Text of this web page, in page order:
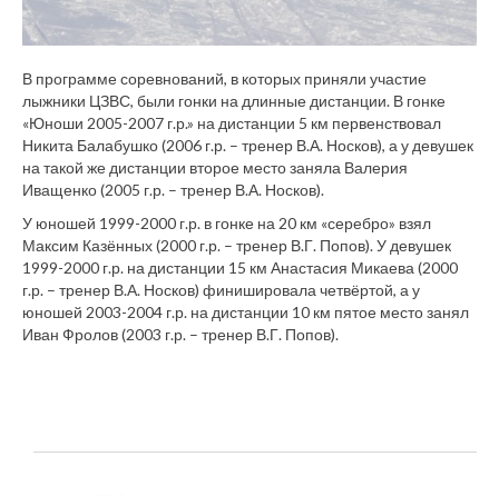
В программе соревнований, в которых приняли участие
лыжники ЦЗВС, были гонки на длинные дистанции. В гонке
«Юноши 2005-2007 г.р.» на дистанции 5 км первенствовал
Никита Балабушко (2006 г.р. – тренер В.А. Носков), а у девушек
на такой же дистанции второе место заняла Валерия
Иващенко (2005 г.р. – тренер В.А. Носков).
У юношей 1999-2000 г.р. в гонке на 20 км «серебро» взял
Максим Казённых (2000 г.р. – тренер В.Г. Попов). У девушек
1999-2000 г.р. на дистанции 15 км Анастасия Микаева (2000
г.р. – тренер В.А. Носков) финишировала четвёртой, а у
юношей 2003-2004 г.р. на дистанции 10 км пятое место занял
Иван Фролов (2003 г.р. – тренер В.Г. Попов).